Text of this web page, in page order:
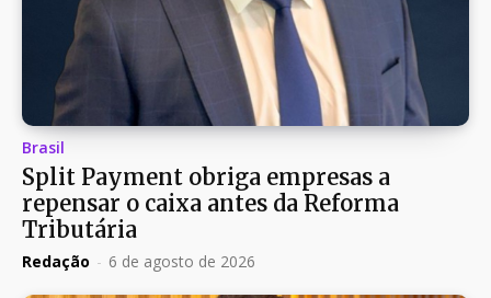
Brasil
Split Payment obriga empresas a
repensar o caixa antes da Reforma
Tributária
Redação - 6 de agosto de 2026